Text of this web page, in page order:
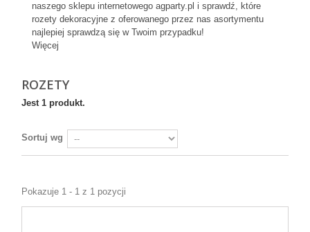
Z HELEM
naszego sklepu internetowego agparty.pl i sprawdź, które
rozety dekoracyjne z oferowanego przez nas asortymentu
najlepiej sprawdzą się w Twoim przypadku!
Więcej
ROZETY
Jest 1 produkt.
Sortuj wg
Pokazuje 1 - 1 z 1 pozycji